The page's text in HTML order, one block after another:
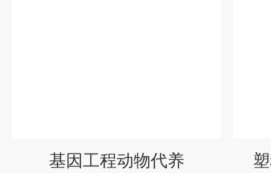
基因工程动物代养